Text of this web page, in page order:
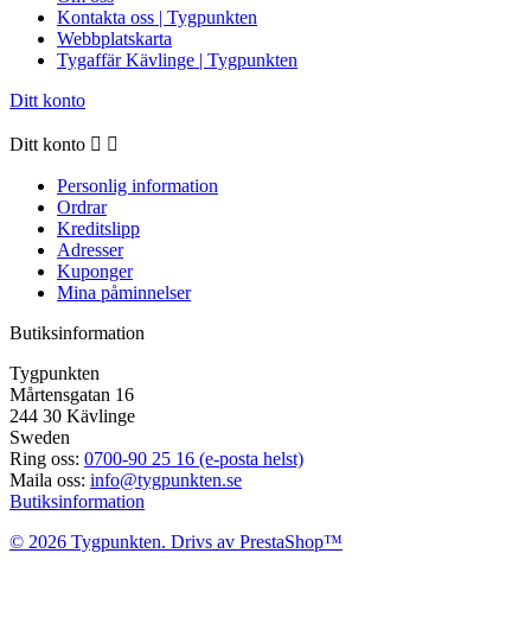
Kontakta oss | Tygpunkten
Webbplatskarta
Tygaffär Kävlinge | Tygpunkten
Ditt konto
Ditt konto  
Personlig information
Ordrar
Kreditslipp
Adresser
Kuponger
Mina påminnelser
Butiksinformation
Tygpunkten
Mårtensgatan 16
244 30 Kävlinge
Sweden
Ring oss: 0700-90 25 16 (e-posta helst)
Maila oss: info@tygpunkten.se
Butiksinformation
© 2026 Tygpunkten. Drivs av PrestaShop™